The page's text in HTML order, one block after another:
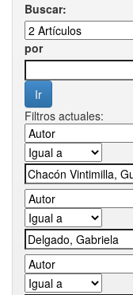
Buscar:
por
Filtros actuales: